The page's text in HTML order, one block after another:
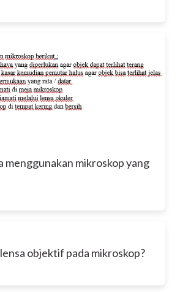
menggunakan mikroskop yang
objektif pada mikroskop?